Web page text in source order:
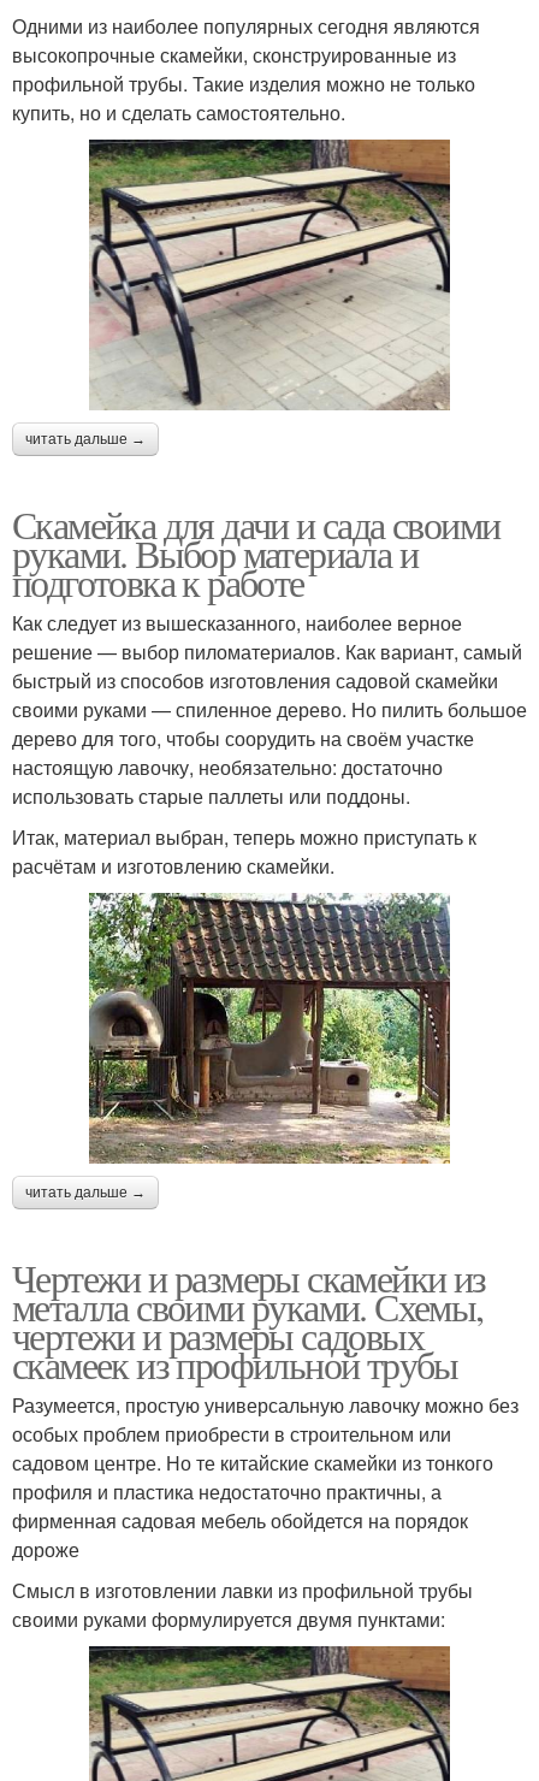
Одними из наиболее популярных сегодня являются
высокопрочные скамейки, сконструированные из
профильной трубы. Такие изделия можно не только
купить, но и сделать самостоятельно.
читать дальше →
Скамейка для дачи и сада своими
руками. Выбор материала и
подготовка к работе
Как следует из вышесказанного, наиболее верное
решение — выбор пиломатериалов. Как вариант, самый
быстрый из способов изготовления садовой скамейки
своими руками — спиленное дерево. Но пилить большое
дерево для того, чтобы соорудить на своём участке
настоящую лавочку, необязательно: достаточно
использовать старые паллеты или поддоны.
Итак, материал выбран, теперь можно приступать к
расчётам и изготовлению скамейки.
читать дальше →
Чертежи и размеры скамейки из
металла своими руками. Схемы,
чертежи и размеры садовых
скамеек из профильной трубы
Разумеется, простую универсальную лавочку можно без
особых проблем приобрести в строительном или
садовом центре. Но те китайские скамейки из тонкого
профиля и пластика недостаточно практичны, а
фирменная садовая мебель обойдется на порядок
дороже
Смысл в изготовлении лавки из профильной трубы
своими руками формулируется двумя пунктами: